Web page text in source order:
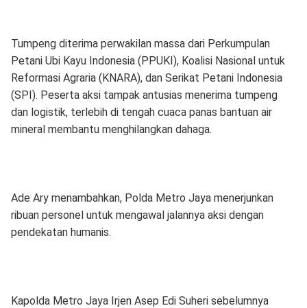
Tumpeng diterima perwakilan massa dari Perkumpulan
Petani Ubi Kayu Indonesia (PPUKI), Koalisi Nasional untuk
Reformasi Agraria (KNARA), dan Serikat Petani Indonesia
(SPI). Peserta aksi tampak antusias menerima tumpeng
dan logistik, terlebih di tengah cuaca panas bantuan air
mineral membantu menghilangkan dahaga.
Ade Ary menambahkan, Polda Metro Jaya menerjunkan
ribuan personel untuk mengawal jalannya aksi dengan
pendekatan humanis.
Kapolda Metro Jaya Irjen Asep Edi Suheri sebelumnya